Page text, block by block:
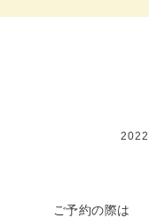
ご予約の際は